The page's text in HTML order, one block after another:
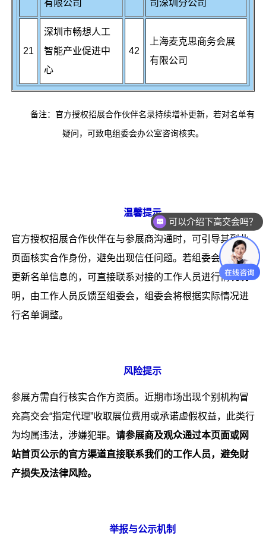
有限公司 司深圳分公司
21
深圳市畅想人工
智能产业促进中
心
42
上海麦克思商务会展
有限公司
备注：官方授权招展合作伙伴名录持续增补更新，若对名单有
疑问，可致电组委会办公室咨询核实。
温馨提示
官方授权招展合作伙伴在与参展商沟通时，可引导其到此
页面核实合作身份，避免出现信任问题。若组委会未及时
更新名单信息的，可直接联系对接的工作人员进行情况说
明，由工作人员反馈至组委会，组委会将根据实际情况进
行名单调整。
风险提示
参展方需自行核实合作方资质。近期市场出现个别机构冒
充高交会“指定代理”收取展位费用或承诺虚假权益，此类行
为均属违法，涉嫌犯罪。 请参展商及观众通过本页面或网
站首页公示的官方渠道直接联系我们的工作人员，避免财
产损失及法律风险。
举报与公示机制
可以介绍下高交会吗？